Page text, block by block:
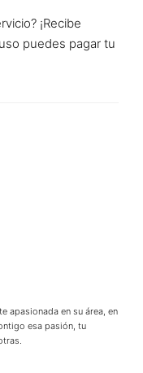
¡Recibe
puedes pagar tu
apasionada en su área, en
esa pasión, tu